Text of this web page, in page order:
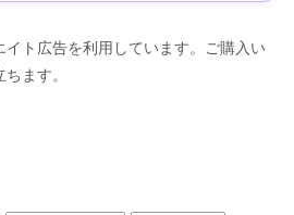
ト広告を利用しています。ご購入い
ます。